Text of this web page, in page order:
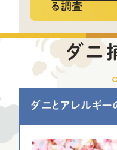
る調査
ダニ
ダニとアレルギー